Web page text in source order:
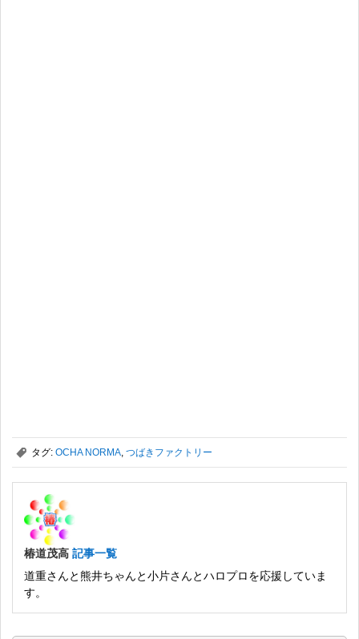
, タグ: OCHA NORMA つばきファクトリー
椿道茂高 記事一覧
道重さんと熊井ちゃんと小片さんとハロプロを応援していま
す。